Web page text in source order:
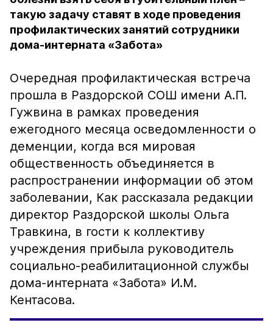
такую задачу ставят в ходе проведения
профилактических занятий сотрудники
дома-интерната «Забота»
Очередная профилактическая встреча
прошла в Раздорской СОШ имени А.П.
Гужвина в рамках проведения
ежегодного месяца осведомленности о
деменции, когда вся мировая
общественность объединяется в
распространении информации об этом
заболевании, Как рассказала редакции
директор Раздорской школы Ольга
Травкина, в гости к коллективу
учреждения прибыла руководитель
социально-реабилитационной службы
дома-интерната «Забота» И.М.
Кентасова.